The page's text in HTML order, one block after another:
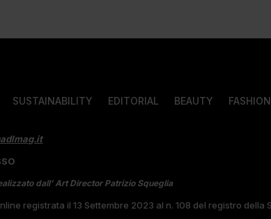
SUSTAINABILITY EDITORIAL BEAUTY FASHION
dall’ Art Director Patrizio Squeglia
registrata il 13 Settembre 2023 al n. 108 del registro